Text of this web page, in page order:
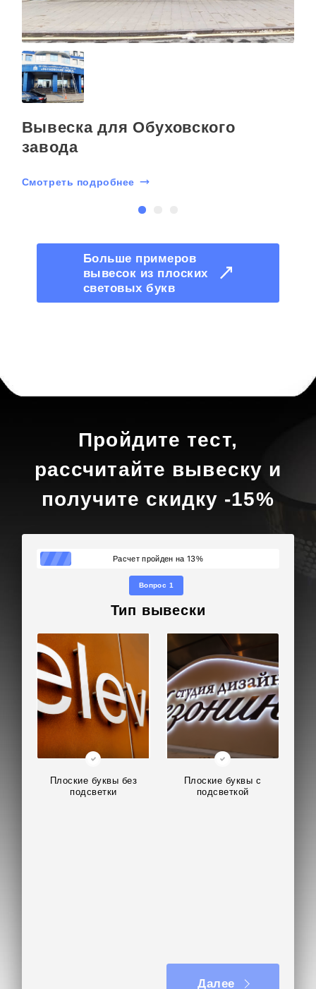
Вывеска для Обуховского
завода
Смотреть подробнее
Больше примеров
вывесок из плоских
световых букв
Пройдите тест,
рассчитайте вывеску и
получите скидку -15%
Расчет пройден на 13%
Вопрос 1
Тип вывески
Плоские буквы без
подсветки
Плоские буквы с
подсветкой
Далее